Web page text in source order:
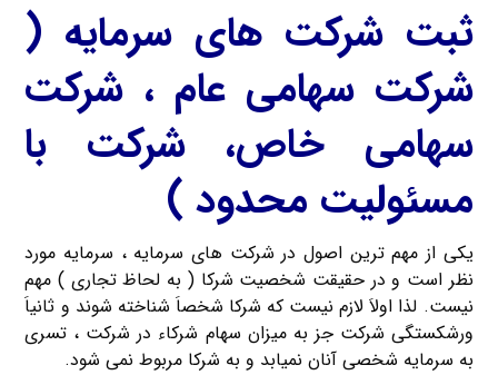
ثبت شرکت های سرمایه (
شرکت سهامی عام ، شرکت
سهامی خاص، شرکت با
مسئولیت محدود )
یکی از مهم ترین اصول در شرکت های سرمایه ، سرمایه مورد
نظر است و در حقیقت شخصیت شرکا ( به لحاظ تجاری ) مهم
نیست. لذا اولاَ لازم نیست که شرکا شخصاَ شناخته شوند و ثانیاَ
ورشکستگی شرکت جز به میزان سهام شرکاء در شرکت ، تسری
به سرمایه شخصی آنان نمیابد و به شرکا مربوط نمی شود.